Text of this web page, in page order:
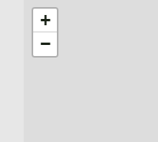
+
−